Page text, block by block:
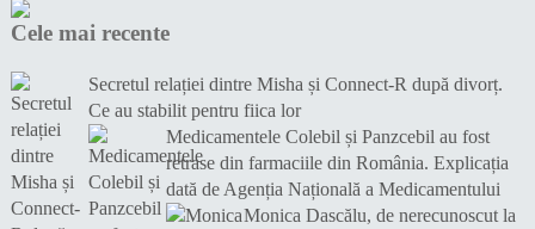
Cele mai recente
Secretul relației dintre Misha și Connect-R după divorț.
Ce au stabilit pentru fiica lor
Medicamentele Colebil și Panzcebil au fost
retrase din farmaciile din România. Explicația
dată de Agenția Națională a Medicamentului
Monica Dascălu, de nerecunoscut la